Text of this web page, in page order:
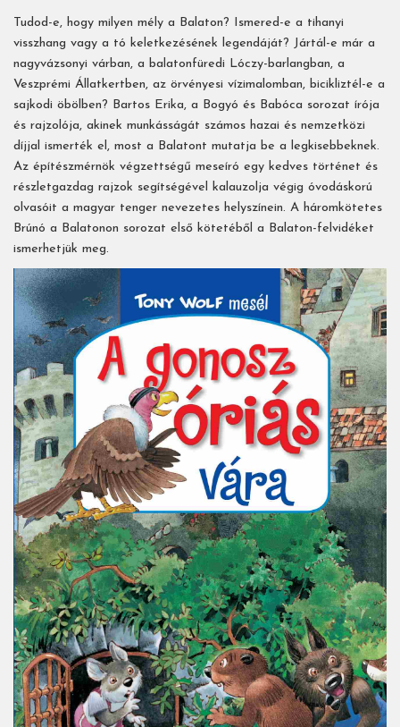
Tudod-e, hogy milyen mély a Balaton? Ismered-e a tihanyi
visszhang vagy a tó keletkezésének legendáját? Jártál-e már a
nagyvázsonyi várban, a balatonfüredi Lóczy-barlangban, a
Veszprémi Állatkertben, az örvényesi vízimalomban, bicikliztél-e a
sajkodi öbölben? Bartos Erika, a Bogyó és Babóca sorozat írója
és rajzolója, akinek munkásságát számos hazai és nemzetközi
díjjal ismerték el, most a Balatont mutatja be a legkisebbeknek.
Az építészmérnök végzettségű meseíró egy kedves történet és
részletgazdag rajzok segítségével kalauzolja végig óvodáskorú
olvasóit a magyar tenger nevezetes helyszínein. A háromkötetes
Brúnó a Balatonon sorozat első kötetéből a Balaton-felvidéket
ismerhetjük meg.